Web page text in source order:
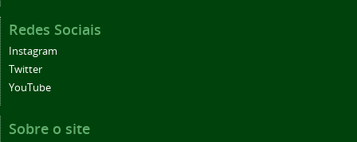
Redes Sociais
Instagram
Twitter
YouTube
Sobre o site